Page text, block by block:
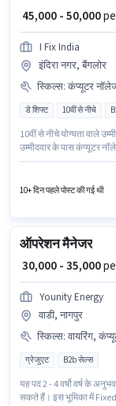
₹ 45,000 - 50,000
I Fix India
इंदिरा नगर, बैंगलोर
स्किल्स: कंप्यूटर
डे शिफ्ट 10वीं से नीचे
10वीं से नीचे योग्यता वाले
उम्मीदवार के पास कंप्यूटर
कन्नड़ में दक्षता को वरीयता दी
10+ दिन पहले पोस्ट की गई थी
ऑपरेशन मैनेजर
₹ 30,000 - 35,000
Younity Energy
वाडी, नागपुर
स्किल्स: वायरिंग,
ग्रेजुएट B2b सेल्स
यह पद 2 - 4 वर्षो वर्ष के
सकते हैं। इस भूमिका में Fixed